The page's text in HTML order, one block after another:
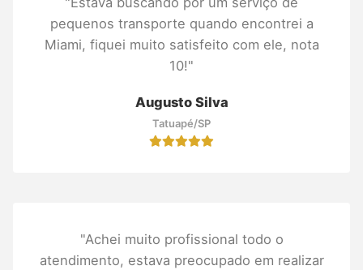
pequenos transporte quando encontrei a
Miami, fiquei muito satisfeito com ele, nota
10!"
Augusto Silva
Tatuapé/SP
"Achei muito profissional todo o
atendimento, estava preocupado em realizar